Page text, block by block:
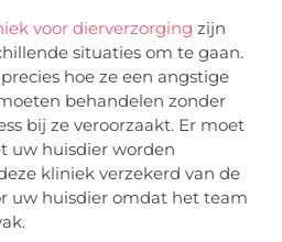
voor dierverzorging zijn
situaties om te gaan.
hoe ze een angstige
behandelen zonder
bij ze veroorzaakt. Er moet
uw huisdier worden
kliniek verzekerd van de
uw huisdier omdat het team